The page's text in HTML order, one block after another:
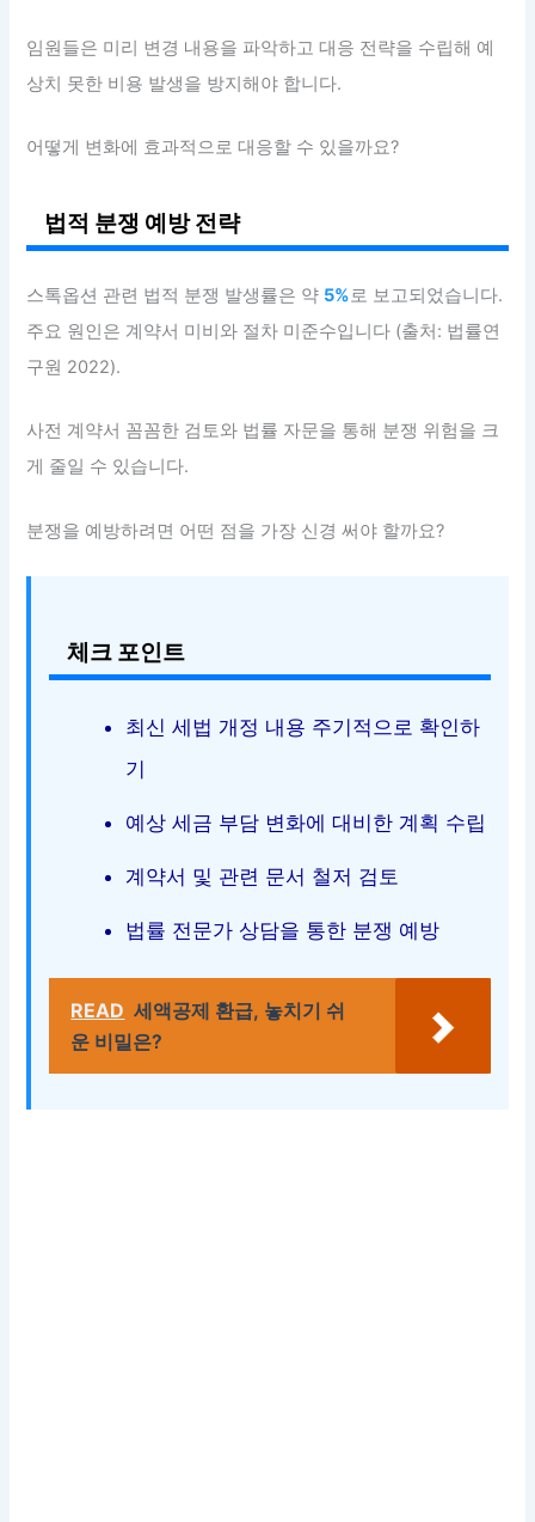
임원들은 미리 변경 내용을 파악하고 대응 전략을 수립해 예
상치 못한 비용 발생을 방지해야 합니다.
어떻게 변화에 효과적으로 대응할 수 있을까요?
법적 분쟁 예방 전략
스톡옵션 관련 법적 분쟁 발생률은 약 5%로 보고되었습니다.
주요 원인은 계약서 미비와 절차 미준수입니다 (출처: 법률연
구원 2022).
사전 계약서 꼼꼼한 검토와 법률 자문을 통해 분쟁 위험을 크
게 줄일 수 있습니다.
분쟁을 예방하려면 어떤 점을 가장 신경 써야 할까요?
체크 포인트
최신 세법 개정 내용 주기적으로 확인하
기
예상 세금 부담 변화에 대비한 계획 수립
계약서 및 관련 문서 철저 검토
법률 전문가 상담을 통한 분쟁 예방
READ 세액공제 환급, 놓치기 쉬
운 비밀은?